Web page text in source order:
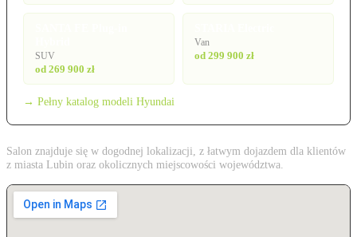
SUV
od 269 900 zł
Van
od 299 900 zł
→ Pełny katalog modeli Hyundai
Salon znajduje się w dogodnej lokalizacji, z łatwym dojazdem dla klientów
z miasta Lubin oraz okolicznych miejscowości województwa.